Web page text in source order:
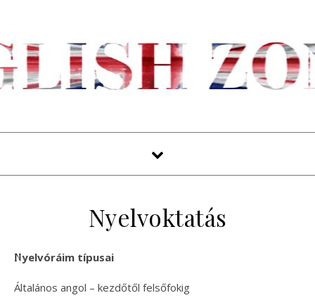
Nyelvoktatás
Nyelvóráim típusai
Általános angol – kezdőtől felsőfokig